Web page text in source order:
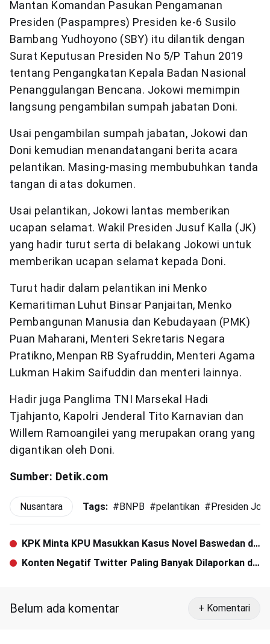
Mantan Komandan Pasukan Pengamanan
Presiden (Paspampres) Presiden ke-6 Susilo
Bambang Yudhoyono (SBY) itu dilantik dengan
Surat Keputusan Presiden No 5/P Tahun 2019
tentang Pengangkatan Kepala Badan Nasional
Penanggulangan Bencana. Jokowi memimpin
langsung pengambilan sumpah jabatan Doni.
Usai pengambilan sumpah jabatan, Jokowi dan
Doni kemudian menandatangani berita acara
pelantikan. Masing-masing membubuhkan tanda
tangan di atas dokumen.
Usai pelantikan, Jokowi lantas memberikan
ucapan selamat. Wakil Presiden Jusuf Kalla (JK)
yang hadir turut serta di belakang Jokowi untuk
memberikan ucapan selamat kepada Doni.
Turut hadir dalam pelantikan ini Menko
Kemaritiman Luhut Binsar Panjaitan, Menko
Pembangunan Manusia dan Kebudayaan (PMK)
Puan Maharani, Menteri Sekretaris Negara
Pratikno, Menpan RB Syafruddin, Menteri Agama
Lukman Hakim Saifuddin dan menteri lainnya.
Hadir juga Panglima TNI Marsekal Hadi
Tjahjanto, Kapolri Jenderal Tito Karnavian dan
Willem Ramoangilei yang merupakan orang yang
digantikan oleh Doni.
Sumber: Detik.com
Nusantara Tags: #BNPB #pelantikan #Presiden
KPK Minta KPU Masukkan Kasus Novel Baswedan di
Debat Pilpres
Konten Negatif Twitter Paling Banyak Dilaporkan di
Belum ada komentar + Komentari